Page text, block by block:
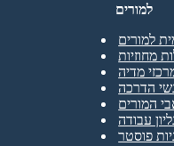
למורים
למורים
מחוזיות
מדיה
הדרכה
המורים
עבודה
פוסטר